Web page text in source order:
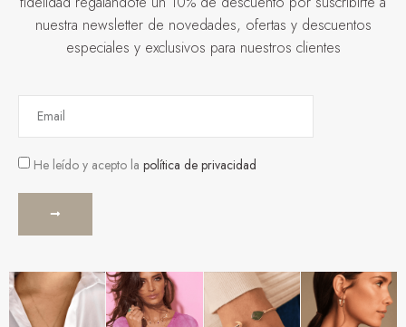
nuestra newsletter de novedades, ofertas y descuentos
especiales y exclusivos para nuestros clientes
He leído y acepto la política de privacidad